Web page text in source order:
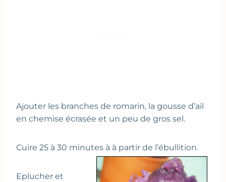
Ajouter les branches de romarin, la gousse d’ail
en chemise écrasée et un peu de gros sel.
Cuire 25 à 30 minutes à à partir de l’ébullition.
Eplucher et